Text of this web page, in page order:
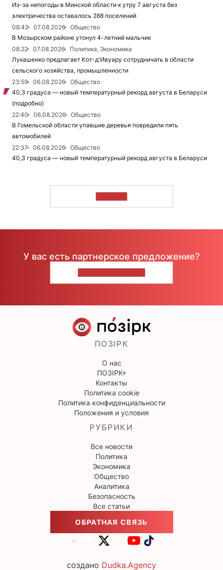
Из-за непогоды в Минской области к утру 7 августа без
электричества оставалось 288 поселений
08:42
07.08.2026
Общество
В Мозырском районе утонул 4-летний мальчик
08:22
07.08.2026
Политика, Экономика
Лукашенко предлагает Кот-д'Ивуару сотрудничать в области
сельского хозяйства, промышленности
23:59
06.08.2026
Общество
40,3 градуса — новый температурный рекорд августа в Беларуси
(подробно)
22:40
06.08.2026
Общество
В Гомельской области упавшие деревья повредили пять
автомобилей
22:37
06.08.2026
Общество
40,3 градуса — новый температурный рекорд августа в Беларуси
У вас есть партнерское предложение?
ПОЗІРК
О нас
ПОЗІРК+
Контакты
Политика cookie
Политика конфиденциальности
Положения и условия
РУБРИКИ
Все новости
Политика
Экономика
Общество
Аналитика
Безопасность
Все статьи
ОБРАТНАЯ СВЯЗЬ
создано Dudka.Agency